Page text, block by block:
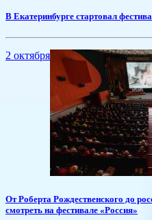
В Екатеринбурге стартовал
2 октября
От Роберта Рождественского до
смотреть на фестивале «Россия»